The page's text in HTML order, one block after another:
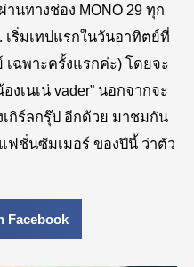
านทางช่อง MONO 29 ทุก
เริ่มเทปแรกในวันอาทิตย์ที่
เฉพาะครั้งแรกค่ะ) โดยจะ
งเนเน่ vader” นอกจากจะ
กิร์ลกรุ๊ป อีกด้วย มาชมกัน
ฟชั่นซัมเมอร์ ของปีนี้ ว่าตัว
Facebook